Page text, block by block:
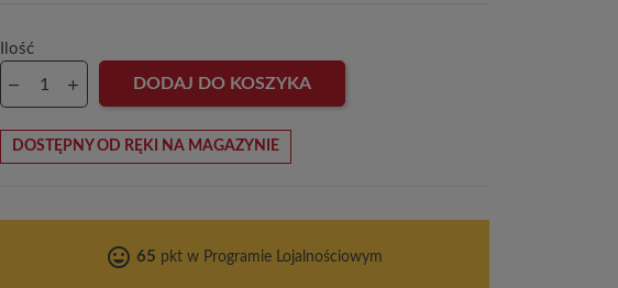
Ilość
DODAJ DO KOSZYKA
DOSTĘPNY OD RĘKI NA MAGAZYNIE
tag_faces 65 pkt w Programie Lojalnościowym